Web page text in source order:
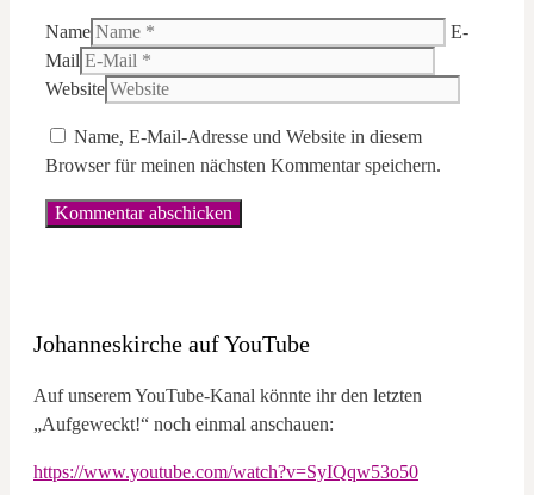
Name
E-
Mail
Website
Name, E-Mail-Adresse und Website in diesem
Browser für meinen nächsten Kommentar speichern.
Johanneskirche auf YouTube
Auf unserem YouTube-Kanal könnte ihr den letzten
„Aufgeweckt!“ noch einmal anschauen:
https://www.youtube.com/watch?v=SyIQqw53o50